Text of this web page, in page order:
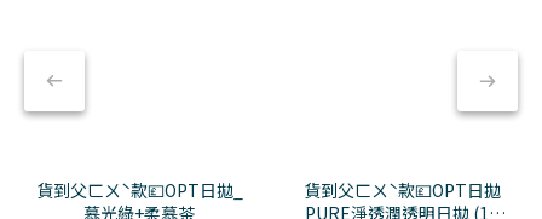
貨到父ㄈㄨˋ款💷OPT日拋_
慕光綠+柔慕茶
貨到父ㄈㄨˋ款💷OPT日拋
_PURE淨透潤透明日拋 (120